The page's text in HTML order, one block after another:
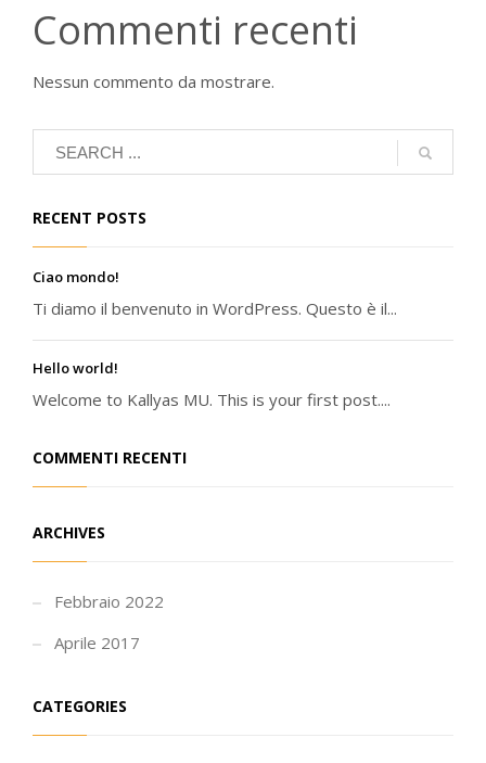
Commenti recenti
Nessun commento da mostrare.
RECENT POSTS
Ciao mondo!
Ti diamo il benvenuto in WordPress. Questo è il...
Hello world!
Welcome to Kallyas MU. This is your first post....
COMMENTI RECENTI
ARCHIVES
Febbraio 2022
Aprile 2017
CATEGORIES